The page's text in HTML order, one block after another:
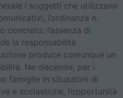
i soggetti che utilizzano
l’ordinanza n.
concreto: l’assenza di
la responsabilità
produce comunque un
Ne discende, per i
famiglie in situazioni di
e scolastiche, l’opportunità